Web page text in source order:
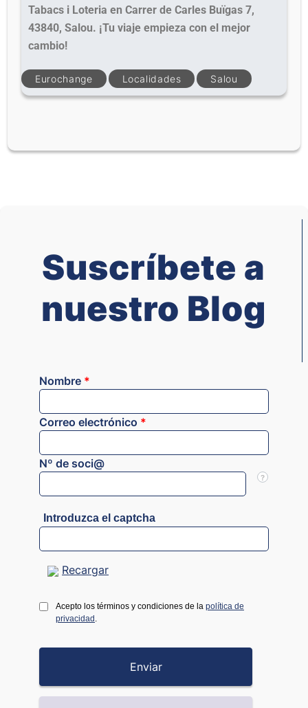
Tabacs i Loteria en Carrer de Carles Buïgas 7,
43840, Salou. ¡Tu viaje empieza con el mejor
cambio!
Eurochange Localidades Salou
Suscríbete a
nuestro Blog
Nombre *
Correo electrónico *
Nº de soci@
?
Introduzca el captcha
Recargar
Acepto los términos y condiciones de la política de
privacidad .